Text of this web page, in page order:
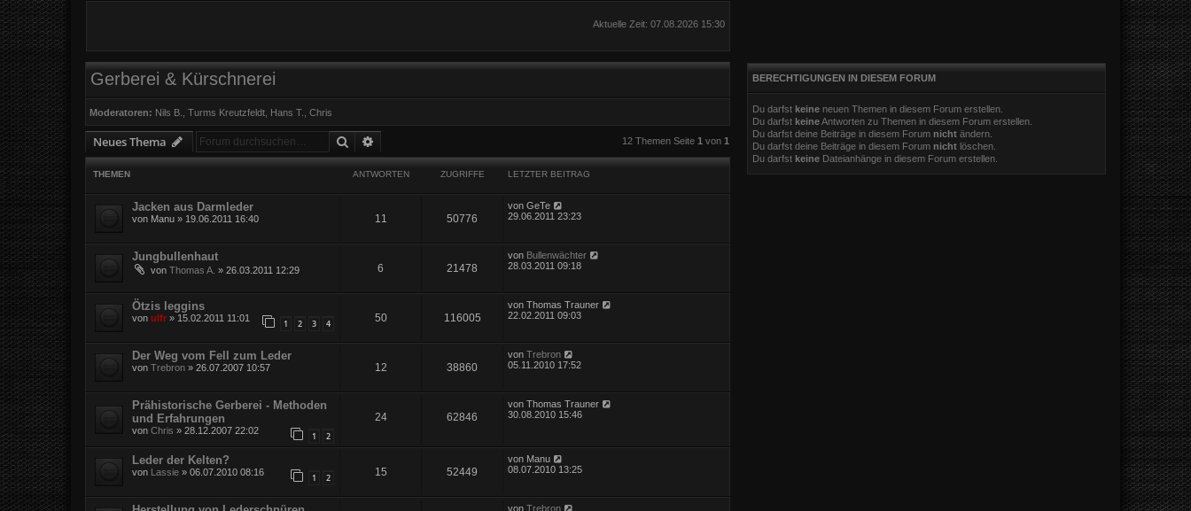
Aktuelle Zeit: 07.08.2026 15:30
Gerberei & Kürschnerei
Moderatoren: Nils B. ,Turms Kreutzfeldt Hans T. ,Chris
Neues Thema Suche 12 Themen Seite 1 von 1
THEMEN ANTWORTEN ZUGRIFFE LETZTER BEITRAG
Jacken aus Darmleder
von Manu » 19.06.2011 16:40 11 50776
vonGeTe
29.06.2011 23:23
Jungbullenhaut
von Thomas A. » 26.03.2011 12:29 6 21478
von Bullenwächter
28.03.2011 09:18
Ötzis leggins
von ulfr » 15.02.2011 11:01 1 2 3 4 50 116005
vonThomas Trauner
22.02.2011 09:03
Der Weg vom Fell zum Leder
von Trebron » 26.07.2007 10:57 12 38860
vonTrebron
05.11.2010 17:52
Prähistorische Gerberei - Methoden
und Erfahrungen
von Chris » 28.12.2007 22:02 1 2
24 62846
vonThomas Trauner
30.08.2010 15:46
Leder der Kelten?
von Lassie » 06.07.2010 08:16 1 2 15 52449
von Manu
08.07.2010 13:25
vonTrebron
BERECHTIGUNGEN IN DIESEM FORUM
Du darfst keineneuen Themen in diesem Forum erstellen.
Du darfst keineAntworten zu Themen in diesem Forum erstellen.
Du darfst deine Beiträge in diesem Forum nichtändern.
Du darfst deine Beiträge in diesem Forum nichtlöschen.
Du darfst keineDateianhänge in diesem Forum erstellen.